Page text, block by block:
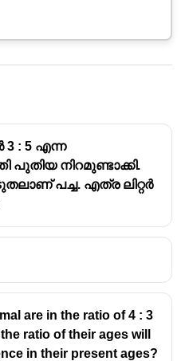
: 5 എന്ന
നിറമുണ്ടാക്കി.
പച്ച. എത്ര ലിറ്റർ
are in the ratio of 4 : 3
ratio of their ages will
in their present ages?